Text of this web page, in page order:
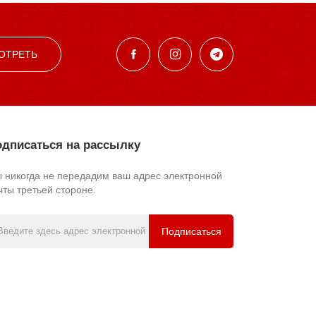
на рассылку
не передадим ваш адрес электронной
третьей стороне.
Подписаться